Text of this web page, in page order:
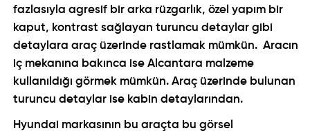
fazlasıyla agresif bir arka rüzgarlık, özel yapım bir
kaput, kontrast sağlayan turuncu detaylar gibi
detaylara araç üzerinde rastlamak mümkün. Aracın
iç mekanına bakınca ise Alcantara malzeme
kullanıldığı görmek mümkün. Araç üzerinde bulunan
turuncu detaylar ise kabin detaylarından.
Hyundai markasının bu araçta bu görsel